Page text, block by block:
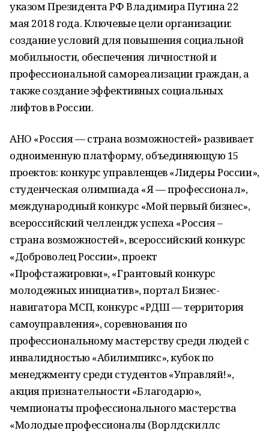
указом Президента РФ Владимира Путина 22
мая 2018 года. Ключевые цели организации:
создание условий для повышения социальной
мобильности, обеспечения личностной и
профессиональной самореализации граждан, а
также создание эффективных социальных
лифтов в России.
АНО «Россия — страна возможностей» развивает
одноименную платформу, объединяющую 15
проектов: конкурс управленцев «Лидеры России»,
студенческая олимпиада «Я — профессионал»,
международный конкурс «Мой первый бизнес»,
всероссийский челлендж успеха «Россия –
страна возможностей», всероссийский конкурс
«Доброволец России», проект
«Профстажировки», «Грантовый конкурс
молодежных инициатив», портал Бизнес-
навигатора МСП, конкурс «РДШ — территория
самоуправления», соревнования по
профессиональному мастерству среди людей с
инвалидностью «Абилимпикс», кубок по
менеджменту среди студентов «Управляй!»,
акция признательности «Благодарю»,
чемпионаты профессионального мастерства
«Молодые профессионалы (Ворлдскиллс